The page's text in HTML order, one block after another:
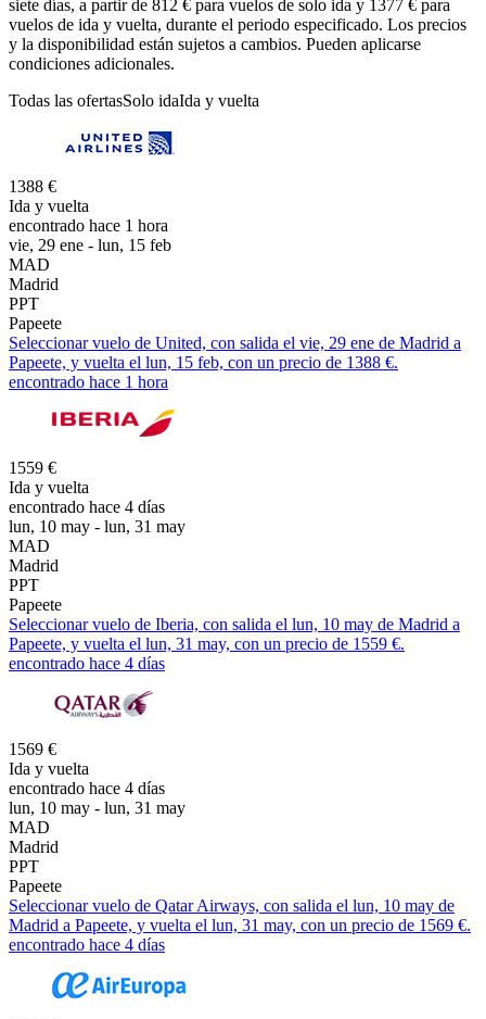
siete días, a partir de 812 € para vuelos de solo ida y 1377 € para
vuelos de ida y vuelta, durante el periodo especificado. Los precios
y la disponibilidad están sujetos a cambios. Pueden aplicarse
condiciones adicionales.
Todas las ofertasSolo idaIda y vuelta
1388 €
Ida y vuelta
encontrado hace 1 hora
vie, 29 ene - lun, 15 feb
MAD
Madrid
PPT
Papeete
Seleccionar vuelo de United, con salida el vie, 29 ene de Madrid a
Papeete, y vuelta el lun, 15 feb, con un precio de 1388 €.
encontrado hace 1 hora
1559 €
Ida y vuelta
encontrado hace 4 días
lun, 10 may - lun, 31 may
MAD
Madrid
PPT
Papeete
Seleccionar vuelo de Iberia, con salida el lun, 10 may de Madrid a
Papeete, y vuelta el lun, 31 may, con un precio de 1559 €.
encontrado hace 4 días
1569 €
Ida y vuelta
encontrado hace 4 días
lun, 10 may - lun, 31 may
MAD
Madrid
PPT
Papeete
Seleccionar vuelo de Qatar Airways, con salida el lun, 10 may de
Madrid a Papeete, y vuelta el lun, 31 may, con un precio de 1569 €.
encontrado hace 4 días